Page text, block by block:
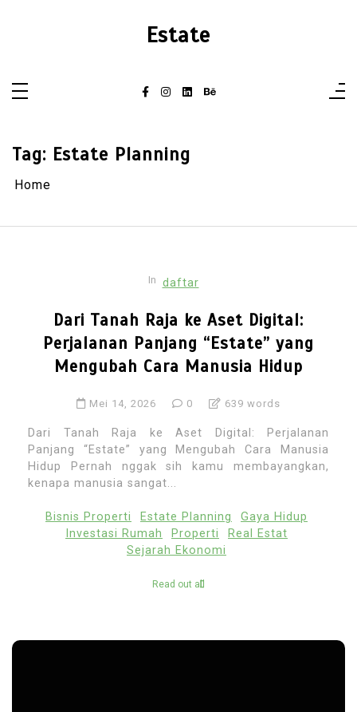
Estate
Tag: Estate Planning
Home
In daftar
Dari Tanah Raja ke Aset Digital:
Perjalanan Panjang “Estate” yang
Mengubah Cara Manusia Hidup
Mei 14, 2026 0 639 words
Dari Tanah Raja ke Aset Digital: Perjalanan
Panjang “Estate” yang Mengubah Cara Manusia
Hidup Pernah nggak sih kamu membayangkan,
kenapa manusia sangat...
Bisnis Properti Estate Planning
Gaya Hidup
Investasi Rumah
Properti
Real Estat
Sejarah Ekonomi
Read out all